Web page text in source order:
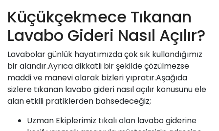
Küçükçekmece Tıkanan
Lavabo Gideri Nasıl Açılır?
Lavabolar günlük hayatımızda çok sık kullandığımız
bir alandır.Ayrıca dikkatli bir şekilde çözülmezse
maddi ve manevi olarak bizleri yıpratır.Aşağıda
sizlere tıkanan lavabo gideri nasıl açılır konusunu ele
alan etkili pratiklerden bahsedeceğiz;
Uzman Ekiplerimiz tıkalı olan lavabo giderine